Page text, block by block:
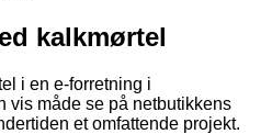
kalkmørtel
i en e-forretning i
vis måde se på netbutikkens
et omfattende projekt.